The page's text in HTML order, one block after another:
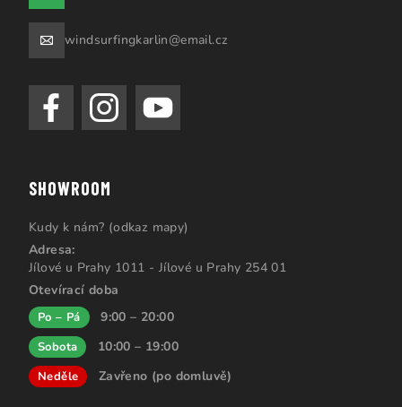
windsurfingkarlin@email.cz
SHOWROOM
Kudy k nám? (odkaz mapy)
Adresa:
Jílové u Prahy 1011 - Jílové u Prahy 254 01
Otevírací doba
Po – Pá 9:00 – 20:00
Sobota 10:00 – 19:00
Neděle Zavřeno (po domluvě)